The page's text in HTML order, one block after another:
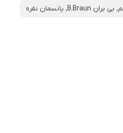
, بی بران B.Braun , پانسمان نقره